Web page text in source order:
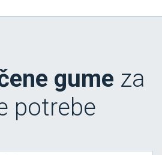
gume za
potrebe